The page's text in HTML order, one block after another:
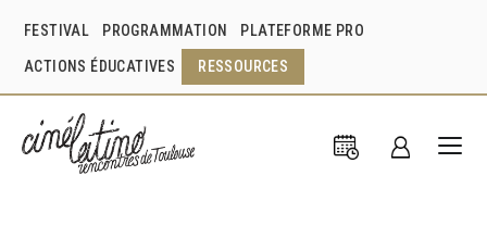
FESTIVAL PROGRAMMATION PLATEFORME PRO
ACTIONS ÉDUCATIVES RESSOURCES